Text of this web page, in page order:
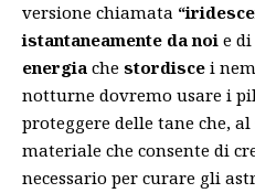
versione chiamata
istantaneamente da noi e
energia che stordisce i
notturne dovremo usare i
proteggere delle tane che,
materiale che consente di
necessario per curare gli